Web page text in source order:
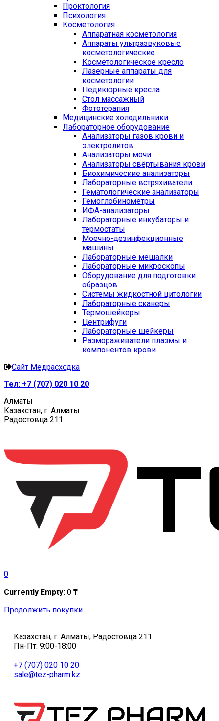
Проктология
Психология
Косметология
Аппаратная косметология
Аппараты ультразвуковые
косметологические
Косметологическое кресло
Лазерные аппараты для
косметологии
Педикюрные кресла
Стол массажный
Фототерапия
Медицинские холодильники
Лабораторное оборудование
Анализаторы газов крови и
электролитов
Анализаторы мочи
Анализаторы свёртывания крови
Биохимические анализаторы
Лабораторные встряхиватели
Гематологические анализаторы
Гемоглобинометры
ИФА-анализаторы
Лабораторные инкубаторы и
термостаты
Моечно-дезинфекционные
машины
Лабораторные мешалки
Лабораторные микроскопы
Оборудование для подготовки
образцов
Системы жидкостной цитологии
Лабораторные сканеры
Термошейкеры
Центрифуги
Лабораторные шейкеры
Размораживатели плазмы и
компонентов крови
Сайт Медрасходка
Тел: +7 (707) 020 10 20
Алматы
Казахстан, г. Алматы
Радостовца 211
0
Currently Empty: 0 ₸
Продолжить покупки
Казахстан, г. Алматы, Радостовца 211
Пн-Пт: 9:00-18:00
+7 (707) 020 10 20
sale@tez-pharm.kz